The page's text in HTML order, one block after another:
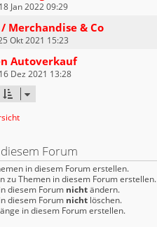
18 Jan 2022 09:29
Merchandise & Co
Okt 2021 15:23
Autoverkauf
16 Dez 2021 13:28
Forum
in diesem Forum erstellen.
zu Themen in diesem Forum erstellen.
diesem Forum nichtändern.
diesem Forum nicht löschen.
in diesem Forum erstellen.